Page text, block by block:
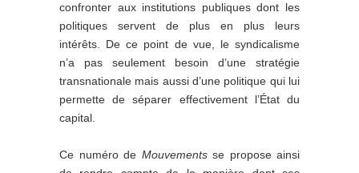
confronter aux institutions publiques dont les
politiques servent de plus en plus leurs
intérêts. De ce point de vue, le syndicalisme
n’a pas seulement besoin d’une stratégie
transnationale mais aussi d’une politique qui lui
permette de séparer effectivement l’État du
capital.
Ce numéro de Mouvementsse propose ainsi